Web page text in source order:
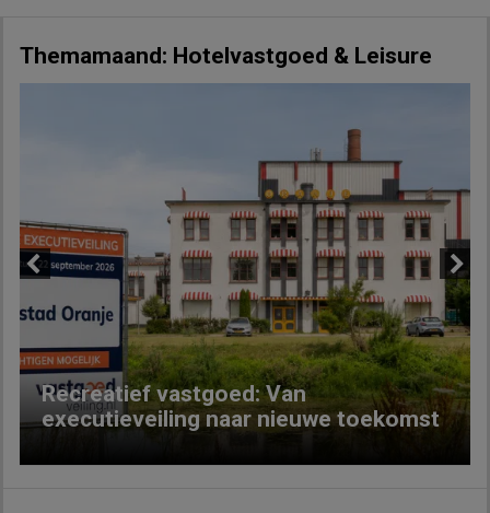
Themamaand: Hotelvastgoed & Leisure
Recreatief vastgoed: Van
executieveiling naar nieuwe toekomst
Next